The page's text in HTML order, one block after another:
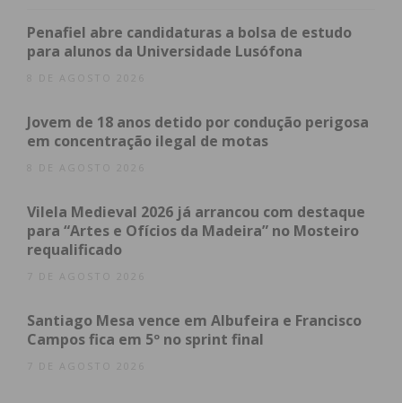
onde ficou sujeito às medidas de coação de
proibição de contactar, por qualquer forma ou
meio ou por interposta pessoa com a vítima,
eventual tratamento à sua dependência alcoólica e
proibição de se aproximar da vítima, num raio de
500 metros, controlado por pulseira eletrónica.
Subscreva a newsletter do
Assine nossa newsletter por e-mail e
obtenha de forma regular a informação
Penafiel abre candidaturas a bolsa de estudo
para alunos da Universidade Lusófona
8 DE AGOSTO 2026
Jovem de 18 anos detido por condução perigosa
em concentração ilegal de motas
8 DE AGOSTO 2026
Vilela Medieval 2026 já arrancou com destaque
para “Artes e Ofícios da Madeira” no Mosteiro
requalificado
7 DE AGOSTO 2026
Santiago Mesa vence em Albufeira e Francisco
Campos fica em 5º no sprint final
7 DE AGOSTO 2026